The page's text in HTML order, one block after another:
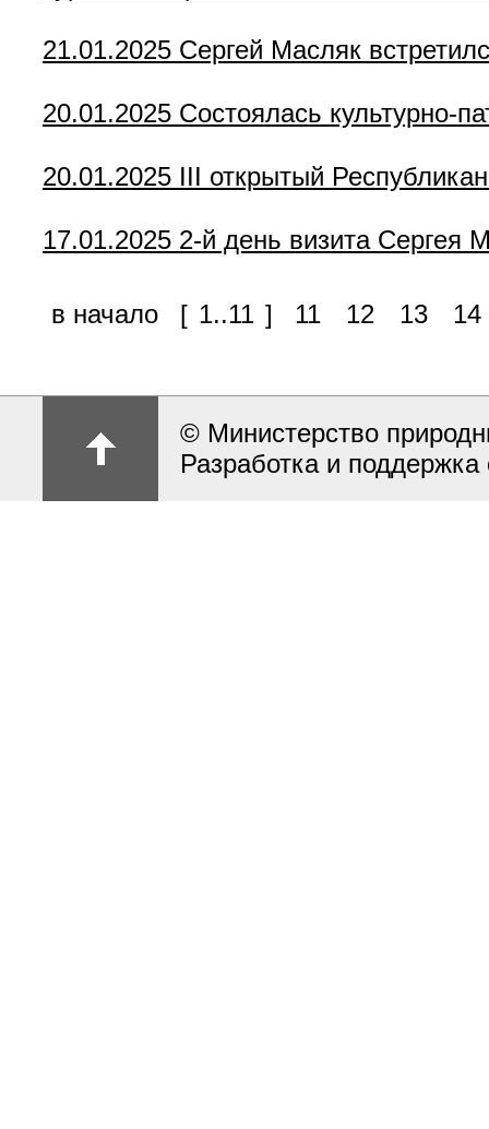
21.01.2025 Сергей Масляк
20.01.2025 Состоялась культурно-
20.01.2025 III открытый
17.01.2025 2-й день визита Сергея
в начало [ 1..11 ] 11 12 13 14
© Министерство
Разработка и